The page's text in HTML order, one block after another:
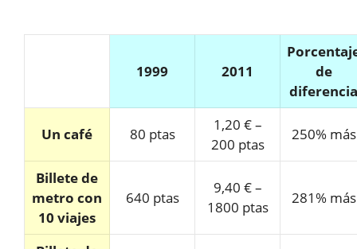
1999 2011
de
diferencia
Un café 80 ptas
1,20 € –
200 ptas
250% más
Billete de
metro con
10 viajes
640 ptas
9,40 € –
1800 ptas
281% más